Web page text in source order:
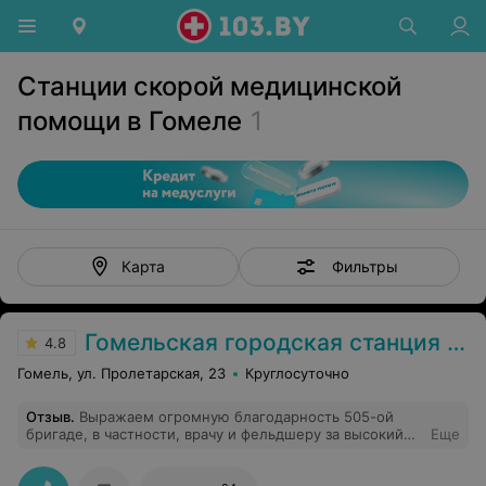
Станции скорой медицинской
помощи в Гомеле 1
Карта Фильтры
4.8 Гомельская городская станция скорой медицинской помощи
Гомель, ул. Пролетарская, 23 Круглосуточно
Отзыв. Выражаем огромную благодарность 505-ой
бригаде, в частности, врачу и фельдшеру за высокий
моей маме, которая обратилась за помощью в связи с
Еще